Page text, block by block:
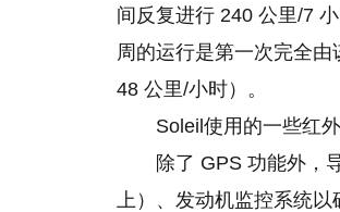
间反复进行 240 公里/7
周的运行是第一次完全
48 公里/小时）。
Soleil使用的一些红
除了 GPS 功能外，
上）、发动机监控系统以